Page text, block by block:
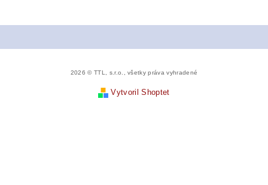
2026 © TTL, s.r.o., všetky práva vyhradené
Vytvoril Shoptet